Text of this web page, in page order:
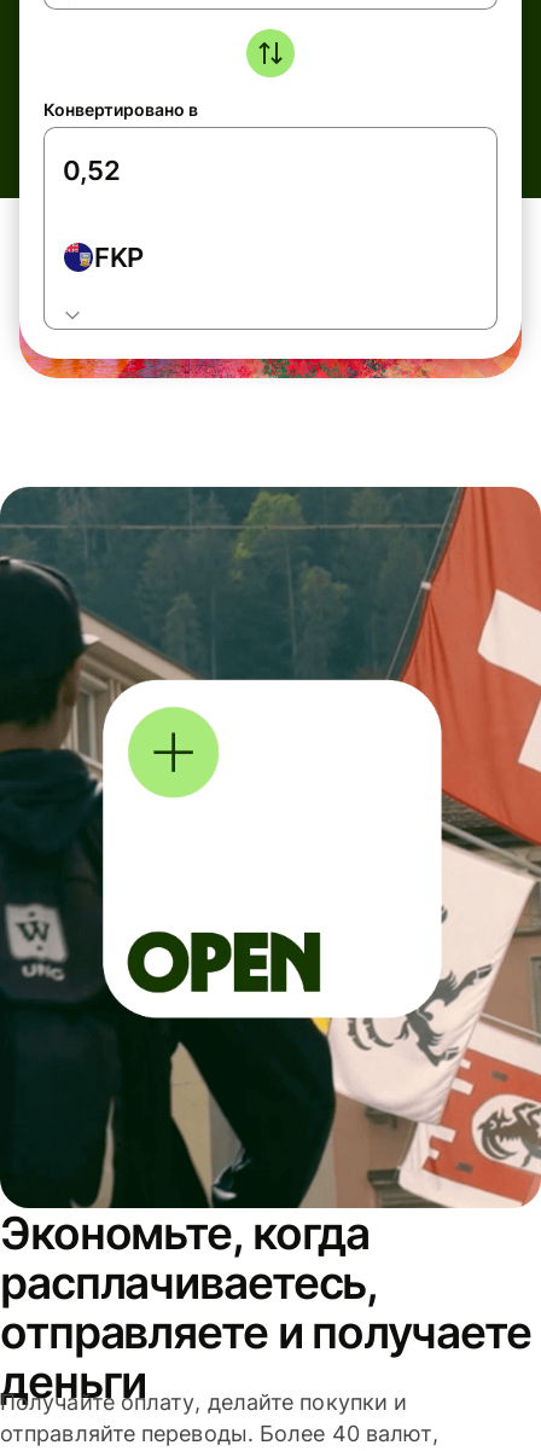
Конвертировано в
FKP
Экономьте, когда
расплачиваетесь,
отправляете и получаете
деньги
Получайте оплату, делайте покупки и
отправляйте переводы. Более 40 валют,